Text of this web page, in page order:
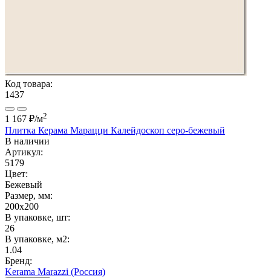
Код товара:
1437
1 167 ₽/м2
Плитка Керама Марацци Калейдоскоп серо-бежевый
В наличии
Артикул:
5179
Цвет:
Бежевый
Размер, мм:
200x200
В упаковке, шт:
26
В упаковке, м2:
1.04
Бренд:
Kerama Marazzi (Россия)